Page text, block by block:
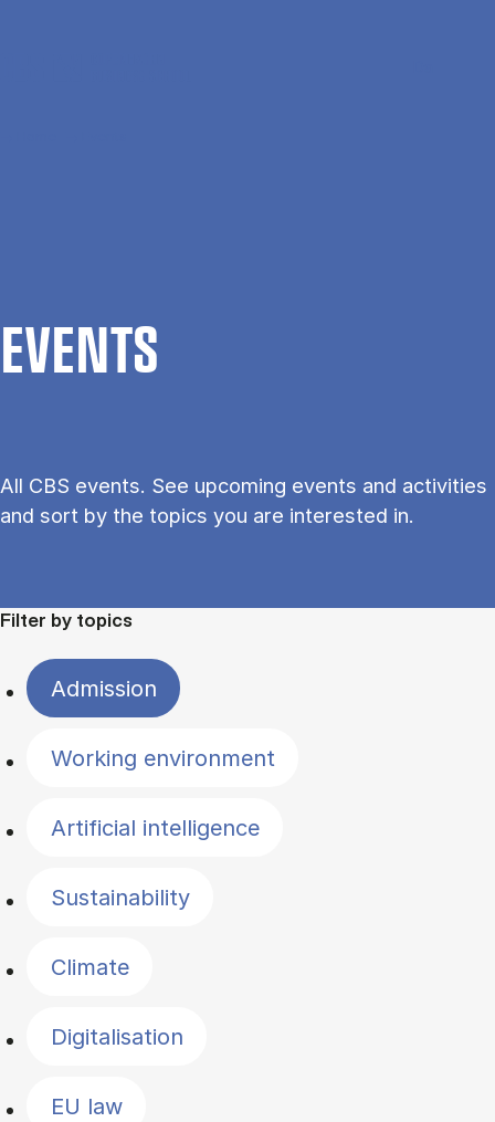
EVENTS
All CBS events. See upcoming events and activities
and sort by the topics you are interested in.
Filter by topics
Admission
Working environment
Artificial intelligence
Sustainability
Climate
Digitalisation
EU law